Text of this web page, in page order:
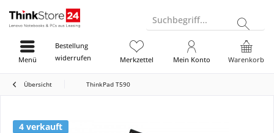
Suchbegriff...
Bestellung
widerrufen
Warenkorb
Merkzettel Mein Konto
Menü
Übersicht ThinkPad T590
4 verkauft